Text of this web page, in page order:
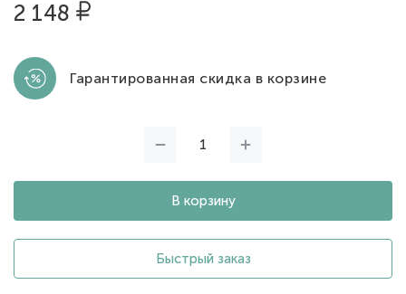
2 148
Гарантированная скидка в корзине
В корзину
Быстрый заказ